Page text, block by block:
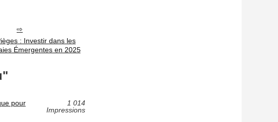
: Investir dans les
Émergentes en 2025
pour
1 014
Impressions